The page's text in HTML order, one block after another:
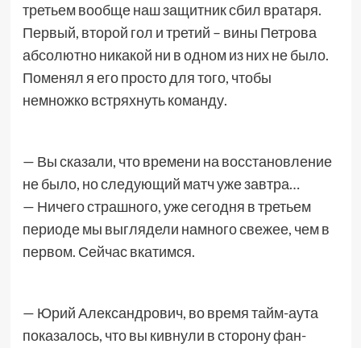
третьем вообще наш защитник сбил вратаря.
Первый, второй гол и третий – вины Петрова
абсолютно никакой ни в одном из них не было.
Поменял я его просто для того, чтобы
немножко встряхнуть команду.
— Вы сказали, что времени на восстановление
не было, но следующий матч уже завтра…
— Ничего страшного, уже сегодня в третьем
периоде мы выглядели намного свежее, чем в
первом. Сейчас вкатимся.
— Юрий Александрович, во время тайм-аута
показалось, что вы кивнули в сторону фан-